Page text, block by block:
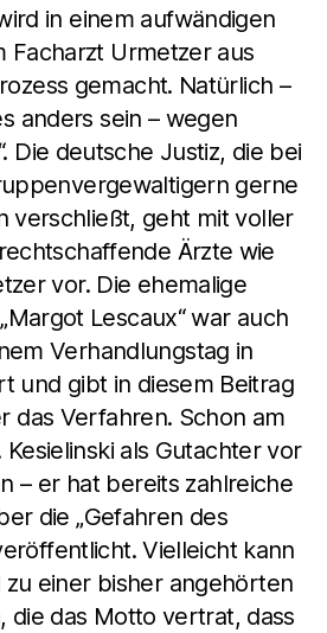
in einem aufwändigen
Facharzt Urmetzer aus
gemacht. Natürlich –
anders sein – wegen
Die deutsche Justiz, die bei
gerne
verschließt, geht mit voller
Ärzte wie
vor. Die ehemalige
Lescaux“ war auch
Verhandlungstag in
und gibt in diesem Beitrag
das Verfahren. Schon am
Kesielinski als Gutachter vor
– er hat bereits zahlreiche
die „Gefahren des
Vielleicht kann
einer bisher angehörten
die das Motto vertrat, dass